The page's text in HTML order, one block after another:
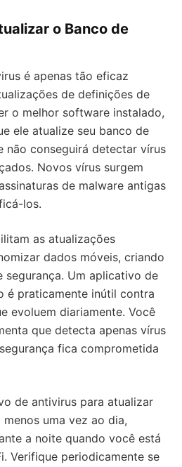
o Banco de
é apenas tão eficaz
de definições de
o melhor software instalado,
ele atualize seu banco de
não conseguirá detectar vírus
Novos vírus surgem
de malware antigas
los.
as atualizações
dados móveis, criando
segurança. Um aplicativo de
é praticamente inútil contra
evoluem diariamente. Você
que detecta apenas vírus
fica comprometida
de antivirus para atualizar
uma vez ao dia,
a noite quando você está
Verifique periodicamente se